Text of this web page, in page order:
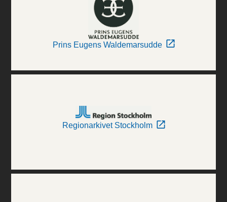
Prins Eugens Waldemarsudde
Regionarkivet Stockholm